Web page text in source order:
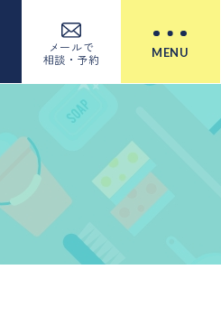
メールで
相談・予約
MENU